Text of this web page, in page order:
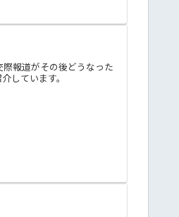
報道がその後どうなった
しています。